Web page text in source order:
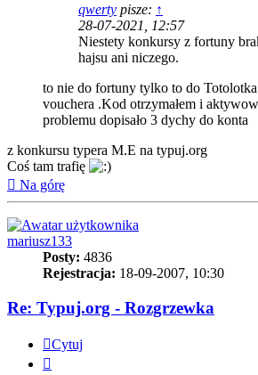
qwerty pisze: ↑
28-07-2021, 12:57
Niestety konkursy z fortuny
hajsu ani niczego.
to nie do fortuny tylko to do
vouchera .Kod otrzymałem i
problemu dopisało 3 dychy do konta
z konkursu typera M.E na typuj.org
Coś tam trafię
Na górę
mariusz133
Posty: 4836
Rejestracja: 18-09-2007, 10:30
Re: Typuj.org - Rozgrzewka
Cytuj